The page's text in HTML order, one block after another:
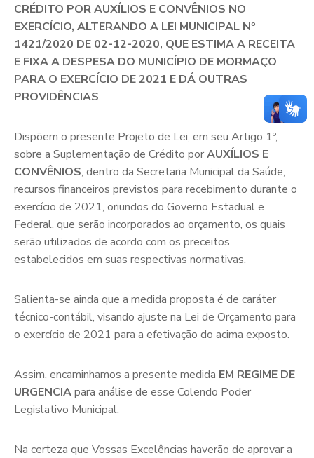
CRÉDITO POR AUXÍLIOS E CONVÊNIOS NO
EXERCÍCIO, ALTERANDO A LEI MUNICIPAL Nº
1421/2020 DE 02-12-2020, QUE ESTIMA A RECEITA
E FIXA A DESPESA DO MUNICÍPIO DE MORMAÇO
PARA O EXERCÍCIO DE 2021 E DÁ OUTRAS
PROVIDÊNCIAS.
Dispõem o presente Projeto de Lei, em seu Artigo 1º,
sobre a Suplementação de Crédito porAUXÍLIOS E
CONVÊNIOS, dentro da Secretaria Municipal da Saúde,
recursos financeiros previstos para recebimento durante o
exercício de 2021, oriundos do Governo Estadual e
Federal, que serão incorporados ao orçamento, os quais
serão utilizados de acordo com os preceitos
estabelecidos em suas respectivas normativas.
Salienta-se ainda que a medida proposta é de caráter
técnico-contábil, visando ajuste na Lei de Orçamento para
o exercício de 2021 para a efetivação do acima exposto.
Assim, encaminhamos a presente medida EM REGIME DE
URGENCIApara análise de esse Colendo Poder
Legislativo Municipal.
Na certeza que Vossas Excelências haverão de aprovar a